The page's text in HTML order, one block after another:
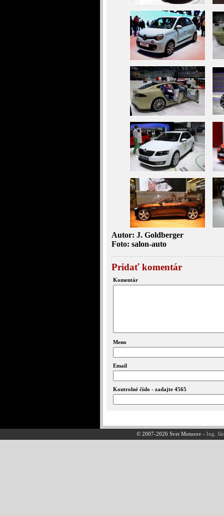
Autor: J. Goldberger
Foto: salon-auto
Pridať komentár
Komentár
Meno
Email
Kontrolné číslo - zadajte 4565
© 2007-2026 Svet Motorov -Ing.